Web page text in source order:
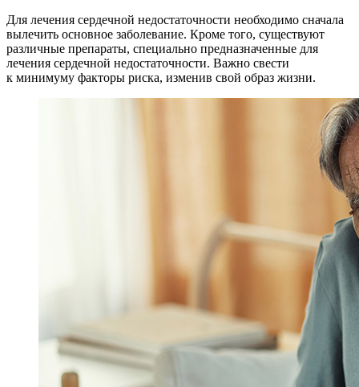
Для лечения сердечной недостаточности необходимо сначала
вылечить основное заболевание. Кроме того, существуют
различные препараты, специально предназначенные для
лечения сердечной недостаточности. Важно свести
к минимуму факторы риска, изменив свой образ жизни.